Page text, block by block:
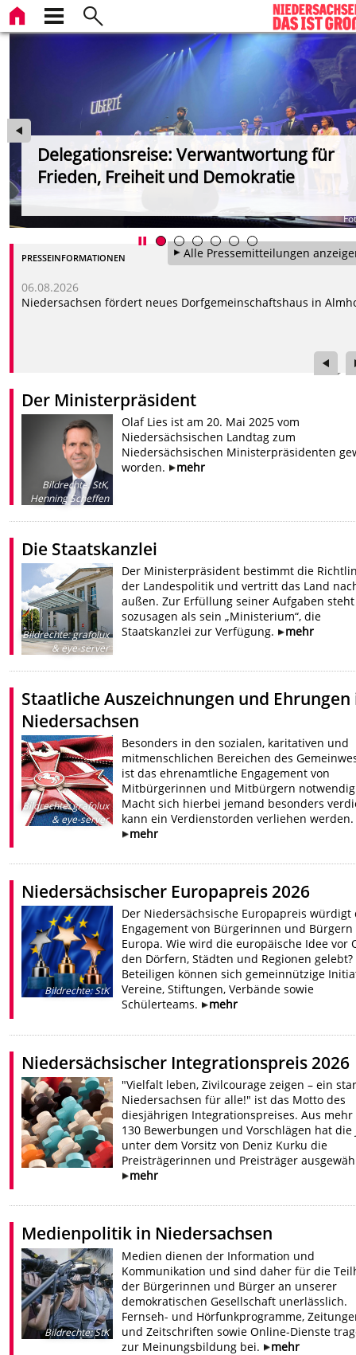
Delegationsreise: Verwantwortung für
Frieden, Freiheit und Demokratie
Alle Pressemitteilungen
PRESSEINFORMATIONEN
06.08.2026
Niedersachsen fördert neues Dorfgemeinschaftshaus in
Der Ministerpräsident
Bildrechte:StK,
Henning Scheffen
Olaf Lies ist am 20. Mai 2025 vom
Niedersächsischen Landtag zum
Niedersächsischen Ministerpräsidenten
worden.
mehr
Die Staatskanzlei
Bildrechte:grafolux
& eye-server
Der Ministerpräsident bestimmt die
der Landespolitik und vertritt das Land
außen. Zur Erfüllung seiner Aufgaben
sozusagen als sein „Ministerium“, die
Staatskanzlei zur Verfügung.
mehr
Staatliche Auszeichnungen und Ehrungen
Niedersachsen
Bildrechte:grafolux
& eye-server
Besonders in den sozialen, karitativen und
mitmenschlichen Bereichen des
ist das ehrenamtliche Engagement von
Mitbürgerinnen und Mitbürgern
Macht sich hierbei jemand besonders
kann ein Verdienstorden verliehen werden.
mehr
Niedersächsischer Europapreis 2026
Bildrechte:StK
Der Niedersächsische Europapreis würdigt
Engagement von Bürgerinnen und
Europa. Wie wird die europäische Idee vor
den Dörfern, Städten und Regionen gelebt?
Beteiligen können sich gemeinnützige
Vereine, Stiftungen, Verbände sowie
Schülerteams.
mehr
Niedersächsischer Integrationspreis 2026
"Vielfalt leben, Zivilcourage zeigen – ein
Niedersachsen für alle!" ist das Motto des
diesjährigen Integrationspreises. Aus mehr
130 Bewerbungen und Vorschlägen hat die
unter dem Vorsitz von Deniz Kurku die
Preisträgerinnen und Preisträger
mehr
Medienpolitik in Niedersachsen
Bildrechte:StK
Medien dienen der Information und
Kommunikation und sind daher für die
der Bürgerinnen und Bürger an unserer
demokratischen Gesellschaft unerlässlich.
Fernseh- und Hörfunkprogramme,
und Zeitschriften sowie Online-Dienste
zur Meinungsbildung bei.
mehr